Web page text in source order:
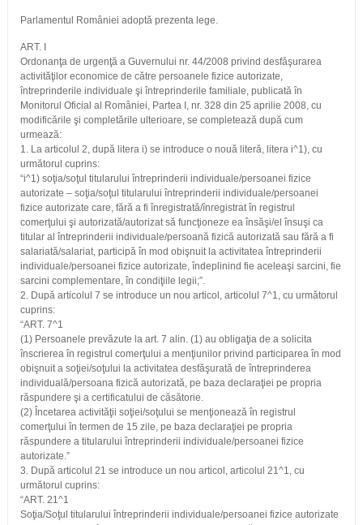
Parlamentul României adoptă prezenta lege.
ART. I
Ordonanţa de urgenţă a Guvernului nr. 44/2008 privind desfăşurarea
activităţilor economice de către persoanele fizice autorizate,
întreprinderile individuale şi întreprinderile familiale, publicată în
Monitorul Oficial al României, Partea I, nr. 328 din 25 aprilie 2008, cu
modificările şi completările ulterioare, se completează după cum
urmează:
1. La articolul 2, după litera i) se introduce o nouă literă, litera i^1), cu
următorul cuprins:
“i^1) soţia/soţul titularului întreprinderii individuale/persoanei fizice
autorizate – soţia/soţul titularului întreprinderii individuale/persoanei
fizice autorizate care, fără a fi înregistrată/înregistrat în registrul
comerţului şi autorizată/autorizat să funcţioneze ea însăşi/el însuşi ca
titular al întreprinderii individuale/persoană fizică autorizată sau fără a fi
salariată/salariat, participă în mod obişnuit la activitatea întreprinderii
individuale/persoanei fizice autorizate, îndeplinind fie aceleaşi sarcini, fie
sarcini complementare, în condiţiile legii;”.
2. După articolul 7 se introduce un nou articol, articolul 7^1, cu următorul
cuprins:
“ART. 7^1
(1) Persoanele prevăzute la art. 7 alin. (1) au obligaţia de a solicita
înscrierea în registrul comerţului a menţiunilor privind participarea în mod
obişnuit a soţiei/soţului la activitatea desfăşurată de întreprinderea
individuală/persoana fizică autorizată, pe baza declaraţiei pe propria
răspundere şi a certificatului de căsătorie.
(2) Încetarea activităţii soţiei/soţului se menţionează în registrul
comerţului în termen de 15 zile, pe baza declaraţiei pe propria
răspundere a titularului întreprinderii individuale/persoanei fizice
autorizate.”
3. După articolul 21 se introduce un nou articol, articolul 21^1, cu
următorul cuprins:
“ART. 21^1
Soţia/Soţul titularului întreprinderii individuale/persoanei fizice autorizate